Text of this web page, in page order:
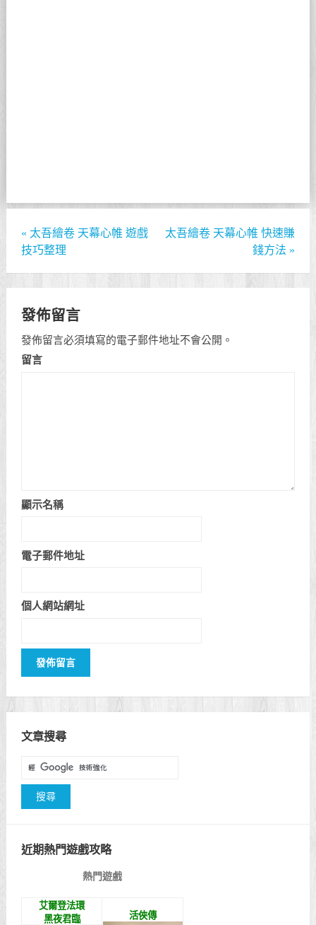
« 太吾繪卷 天幕心帷 遊戲
技巧整理
太吾繪卷 天幕心帷 快速賺
錢方法 »
發佈留言
發佈留言必須填寫的電子郵件地址不會公開。
留言
顯示名稱
電子郵件地址
個人網站網址
文章搜尋
近期熱門遊戲攻略
熱門遊戲
艾爾登法環
黑夜君臨
活俠傳